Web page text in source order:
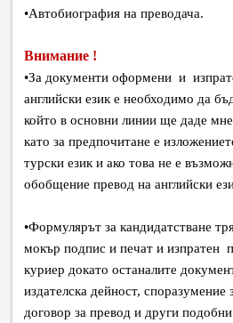
•Автобиография на преводача.
Внимание !
•За документи оформени и
английски език е необходимо да
който в основни линии ще даде
като за предпочитане е
турски език и ако това не е
обобщение превод на английски
•Формулярът за кандидатстване
мокър подпис и печат и изпратен
куриер докато останалите
издателска дейност, споразумение
договор за превод и други